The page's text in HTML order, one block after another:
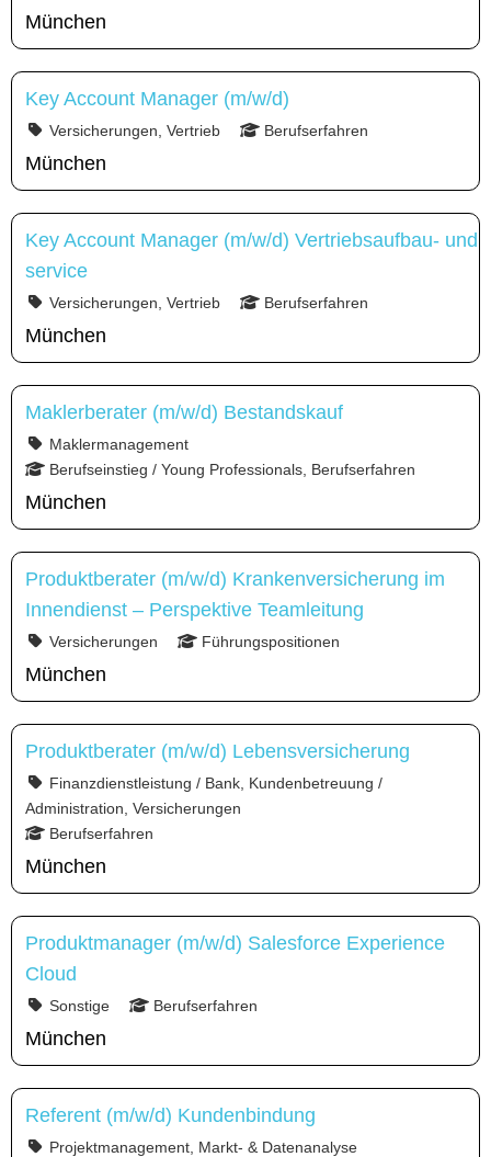
München
Key Account Manager (m/w/d)
Versicherungen, Vertrieb Berufserfahren
München
Key Account Manager (m/w/d) Vertriebsaufbau- und
service
Versicherungen, Vertrieb Berufserfahren
München
Maklerberater (m/w/d) Bestandskauf
Maklermanagement
Berufseinstieg / Young Professionals, Berufserfahren
München
Produktberater (m/w/d) Krankenversicherung im
Innendienst – Perspektive Teamleitung
Versicherungen Führungspositionen
München
Produktberater (m/w/d) Lebensversicherung
Finanzdienstleistung / Bank, Kundenbetreuung /
Administration, Versicherungen
Berufserfahren
München
Produktmanager (m/w/d) Salesforce Experience
Cloud
Sonstige Berufserfahren
München
Referent (m/w/d) Kundenbindung
Projektmanagement, Markt- & Datenanalyse